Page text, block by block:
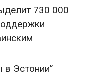
730 000
в Эстонии”